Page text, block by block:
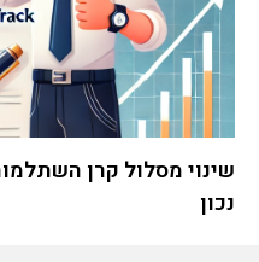
שינוי מסלול קרן
נכון